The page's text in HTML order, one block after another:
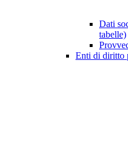
Dati
tabelle)
Enti di diritto